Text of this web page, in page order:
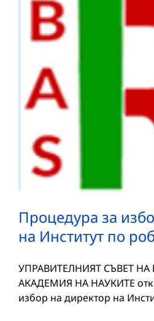
Процедура за
на Институт по
УПРАВИТЕЛНИЯТ СЪВЕТ НА
АКАДЕМИЯ НА НАУКИТЕ
избор на директор на